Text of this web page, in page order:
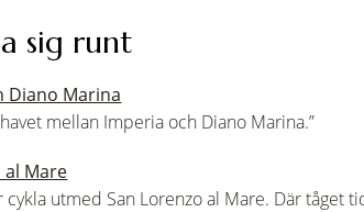
sig runt
Diano Marina
mellan Imperia och Diano Marina.”
al Mare
cykla utmed San Lorenzo al Mare. Där tåget